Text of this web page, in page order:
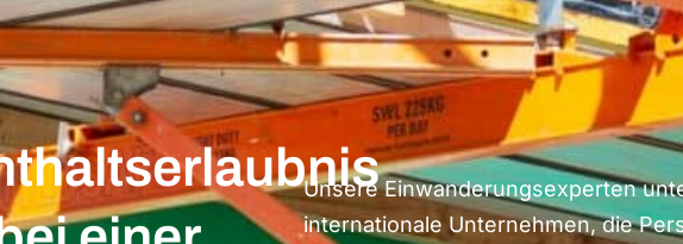
Unsere Einwanderungsexperten
internationale Unternehmen, die